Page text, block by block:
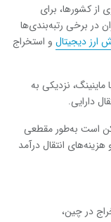
از کشورها، برای
در برخی رتبه‌بندی‌ها
ارز دیجیتال و استخراج
ماینینگ، نزدیکی به
دارایی.
است به‌طور مقطعی
انتقال درآمد
در چین،